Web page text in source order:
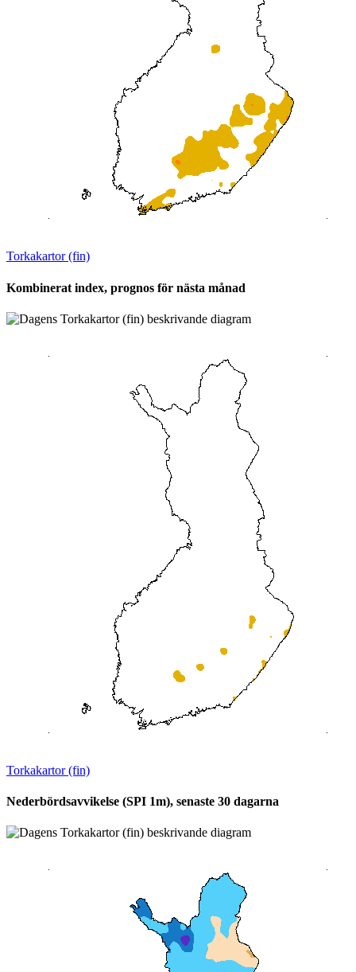
Torkakartor (fin)
Kombinerat index, prognos för nästa månad
Torkakartor (fin)
Nederbördsavvikelse (SPI 1m), senaste 30 dagarna